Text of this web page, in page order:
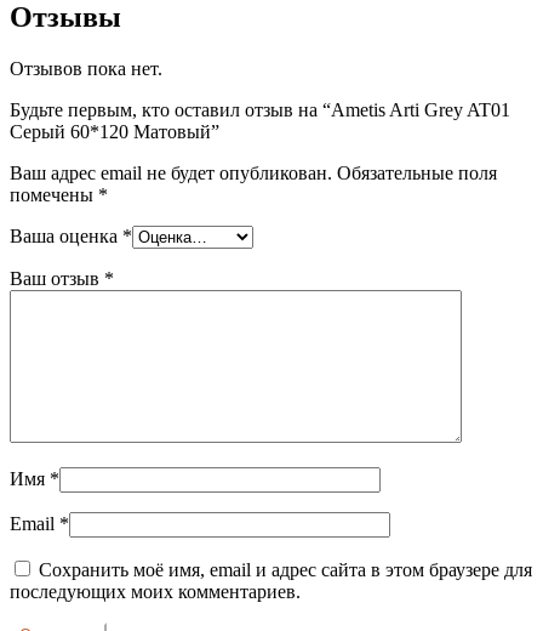
Отзывы
Отзывов пока нет.
Будьте первым, кто оставил отзыв на “Ametis Arti Grey AT01
Серый 60*120 Матовый”
Ваш адрес email не будет опубликован. Обязательные поля
помечены *
Ваша оценка *
Ваш отзыв *
Имя *
Email *
Сохранить моё имя, email и адрес сайта в этом браузере для
последующих моих комментариев.